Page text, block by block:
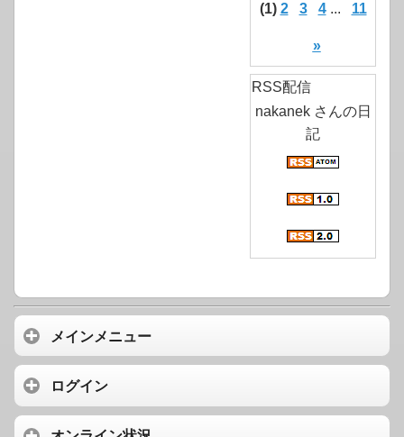
(1) 2 3 4... 11
»
RSS配信
nakanek さんの日
記
メインメニュー
ログイン